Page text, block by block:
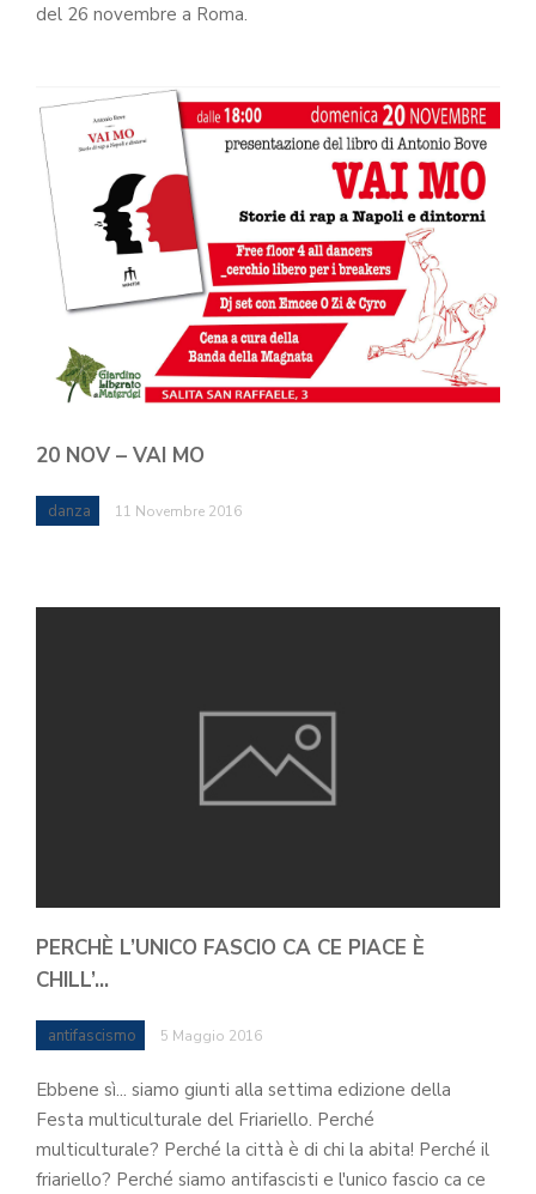
del 26 novembre a Roma.
20 NOV – VAI MO
danza 11 Novembre 2016
PERCHÈ L’UNICO FASCIO CA CE PIACE È
CHILL’…
antifascismo 5 Maggio 2016
Ebbene sì... siamo giunti alla settima edizione della
Festa multiculturale del Friariello. Perché
multiculturale? Perché la città è di chi la abita! Perché il
friariello? Perché siamo antifascisti e l'unico fascio ca ce